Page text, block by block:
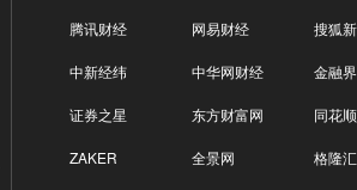
腾讯财经 网易财经 搜狐
中新经纬 中华网财经 金融界
证券之星 东方财富网 同花
ZAKER 全景网 格隆汇